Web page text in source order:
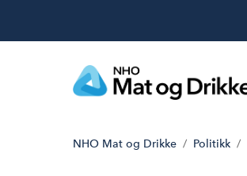
NHO Mat og Drikke Politikk